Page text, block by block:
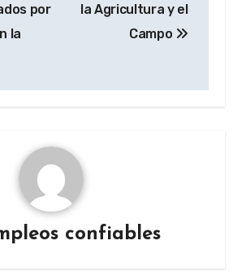
por
la
la Agricultura y el
Campo
confiables